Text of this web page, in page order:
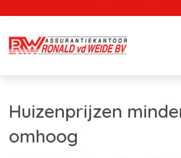
Huizenprijzen
omhoog